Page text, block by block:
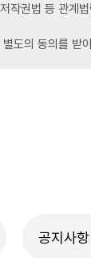
작권법 등 관계
도의 동의를 받
공지사항